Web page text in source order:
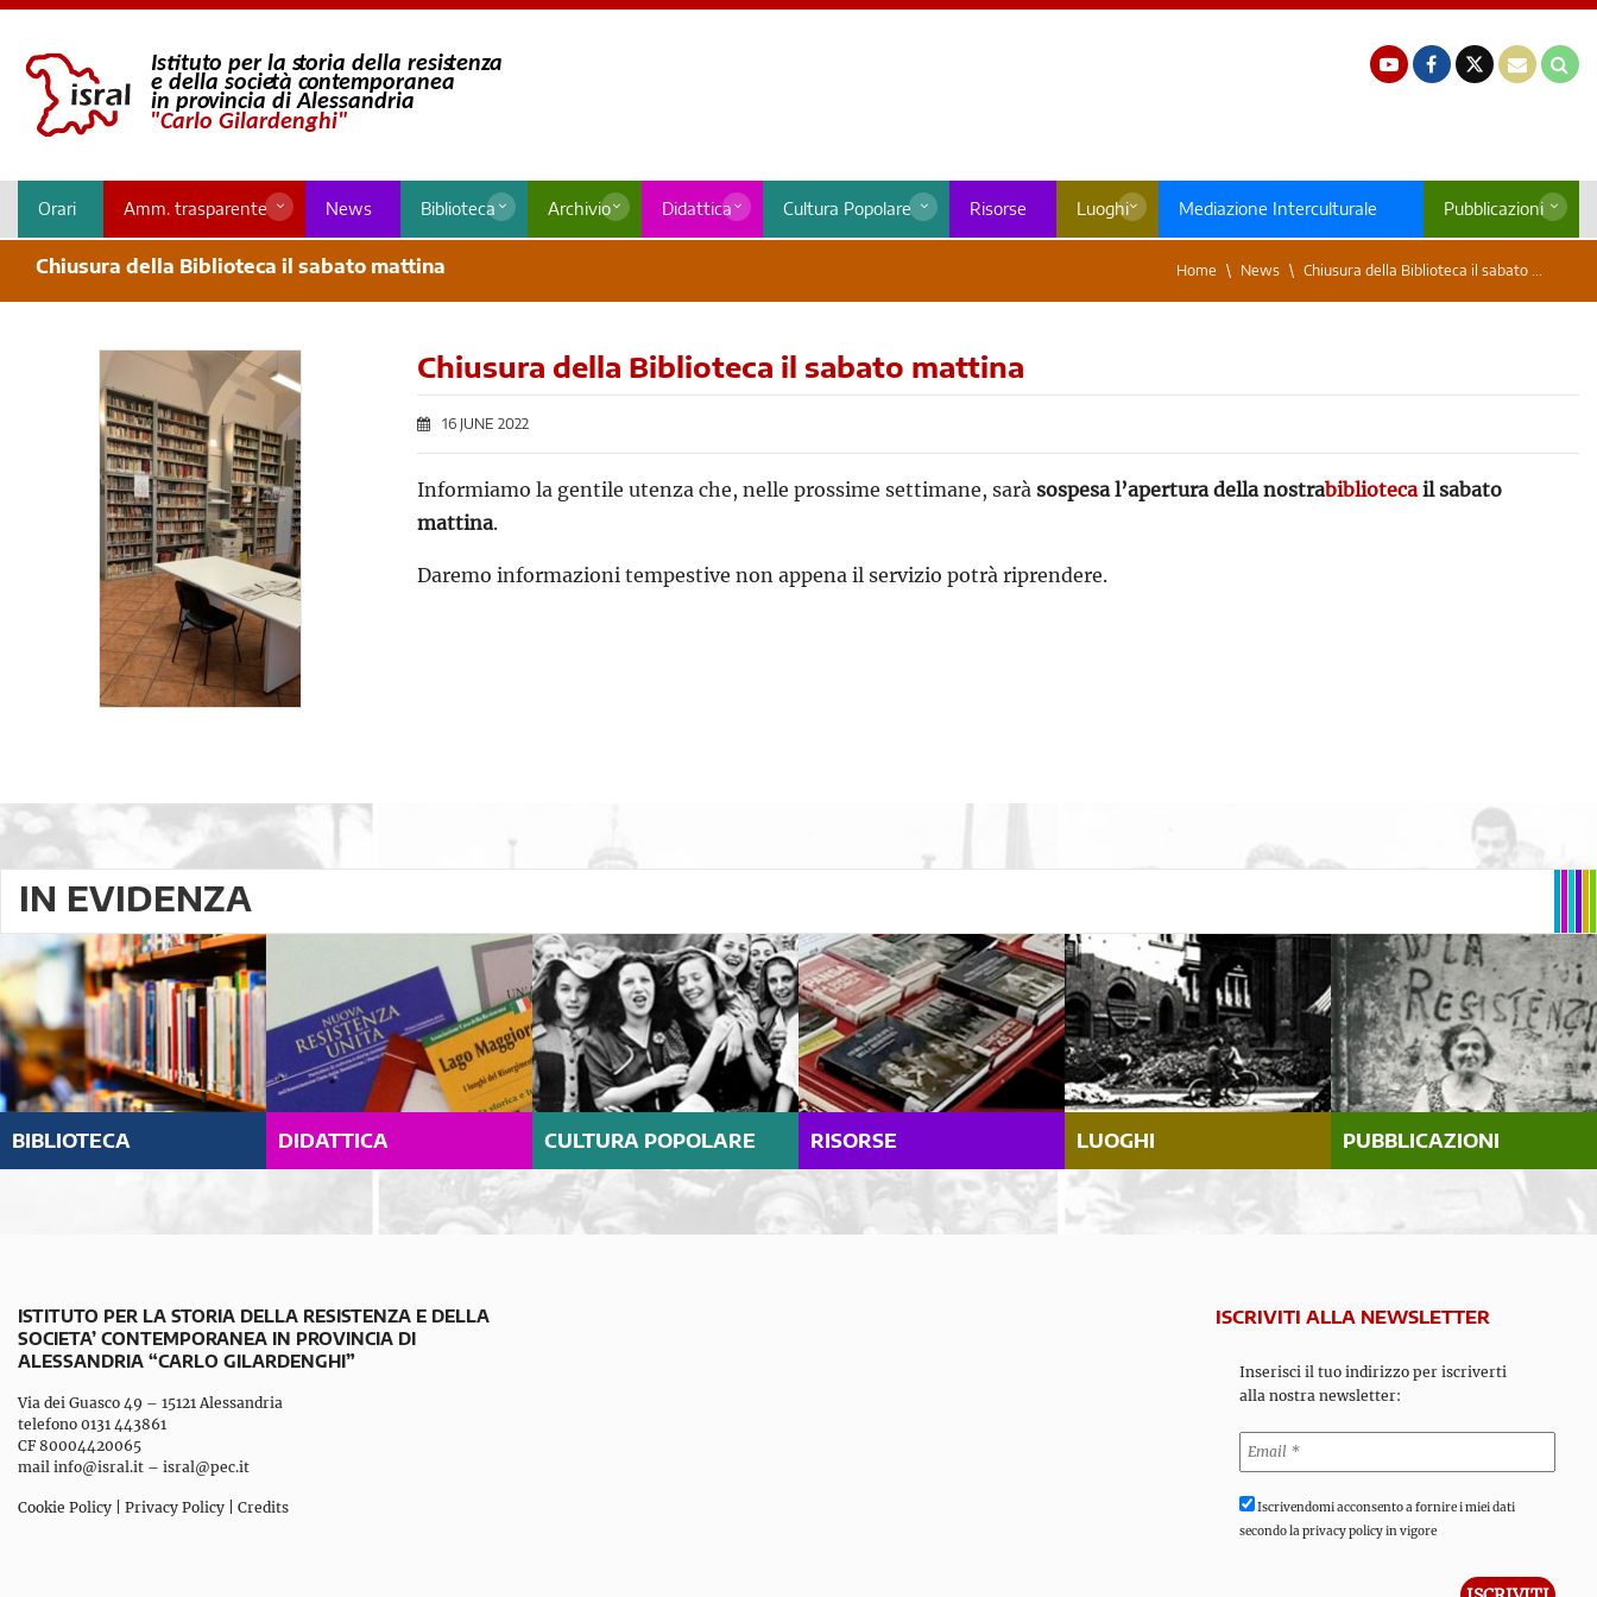
Orari Amm. trasparente News Biblioteca Archivio Didattica Cultura Popolare Risorse Luoghi Mediazione Interculturale Pubblicazioni
Chiusura della Biblioteca il sabato mattina Home News Chiusura della Biblioteca il sabato ...
Chiusura della Biblioteca il sabato mattina
16 JUNE 2022
Informiamo la gentile utenza che, nelle prossime settimane, sarà sospesa l’apertura della nostrabibliotecail sabato
mattina.
Daremo informazioni tempestive non appena il servizio potrà riprendere.
IN EVIDENZA
BIBLIOTECA DIDATTICA CULTURA POPOLARE RISORSE LUOGHI PUBBLICAZIONI
ISTITUTO PER LA STORIA DELLA RESISTENZA E DELLA
SOCIETA’ CONTEMPORANEA IN PROVINCIA DI
ALESSANDRIA “CARLO GILARDENGHI”
Via dei Guasco 49 – 15121 Alessandria
telefono 0131 443861
CF 80004420065
mail info@isral.it – isral@pec.it
Cookie Policy Privacy Policy Credits
ISCRIVITI ALLA NEWSLETTER
Inserisci il tuo indirizzo per iscriverti
alla nostra newsletter:
Iscrivendomi acconsento a fornire i miei dati
secondo la privacy policy in vigore